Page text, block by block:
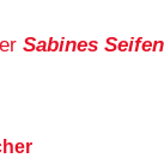
Sabines Seifen